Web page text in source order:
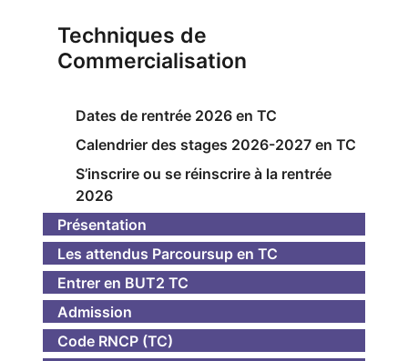
Techniques de
Commercialisation
Dates de rentrée 2026 en TC
Calendrier des stages 2026-2027 en TC
S’inscrire ou se réinscrire à la rentrée
2026
Présentation
Les attendus Parcoursup en TC
Entrer en BUT2 TC
Admission
Code RNCP (TC)